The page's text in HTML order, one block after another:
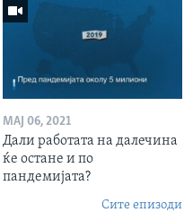
МАЈ 06, 2021
Дали работата на далечина
ќе остане и по
пандемијата?
Сите епизоди